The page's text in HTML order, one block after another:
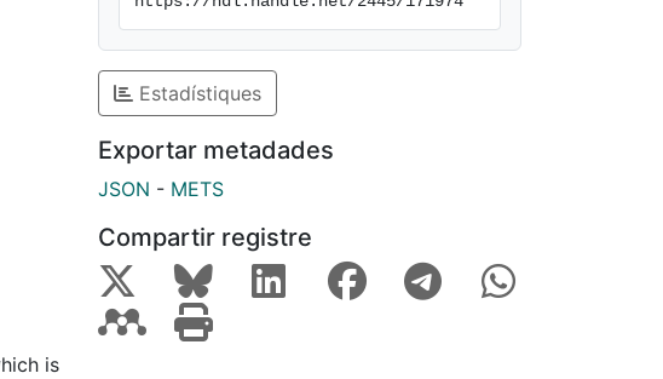
is
Estadístiques
Exportar metadades
JSON - METS
Compartir registre